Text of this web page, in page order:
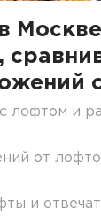
лофтом и
от
и